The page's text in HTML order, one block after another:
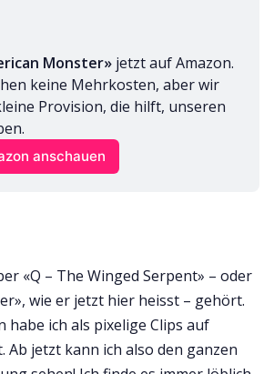
Monster» jetzt auf Amazon.
keine Mehrkosten, aber wir
Provision, die hilft, unseren
anschauen
«Q – The Winged Serpent» – oder
wie er jetzt hier heisst – gehört.
habe ich als pixelige Clips auf
Ab jetzt kann ich also den ganzen